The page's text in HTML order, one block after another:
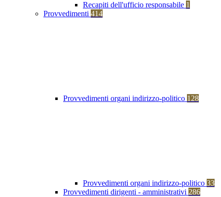
Recapiti dell'ufficio responsabile 1
Provvedimenti 414
Provvedimenti organi indirizzo-politico 128
Provvedimenti organi indirizzo-politico 33
Provvedimenti dirigenti - amministrativi 286